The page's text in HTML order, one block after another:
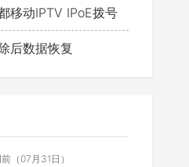
移动IPTV IPoE拨号
后数据恢复
（07月31日）